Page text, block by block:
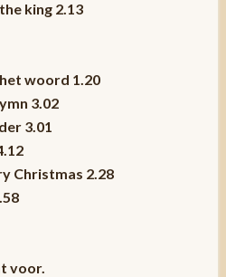
king 2.13
woord 1.20
3.02
3.01
Christmas 2.28
voor.